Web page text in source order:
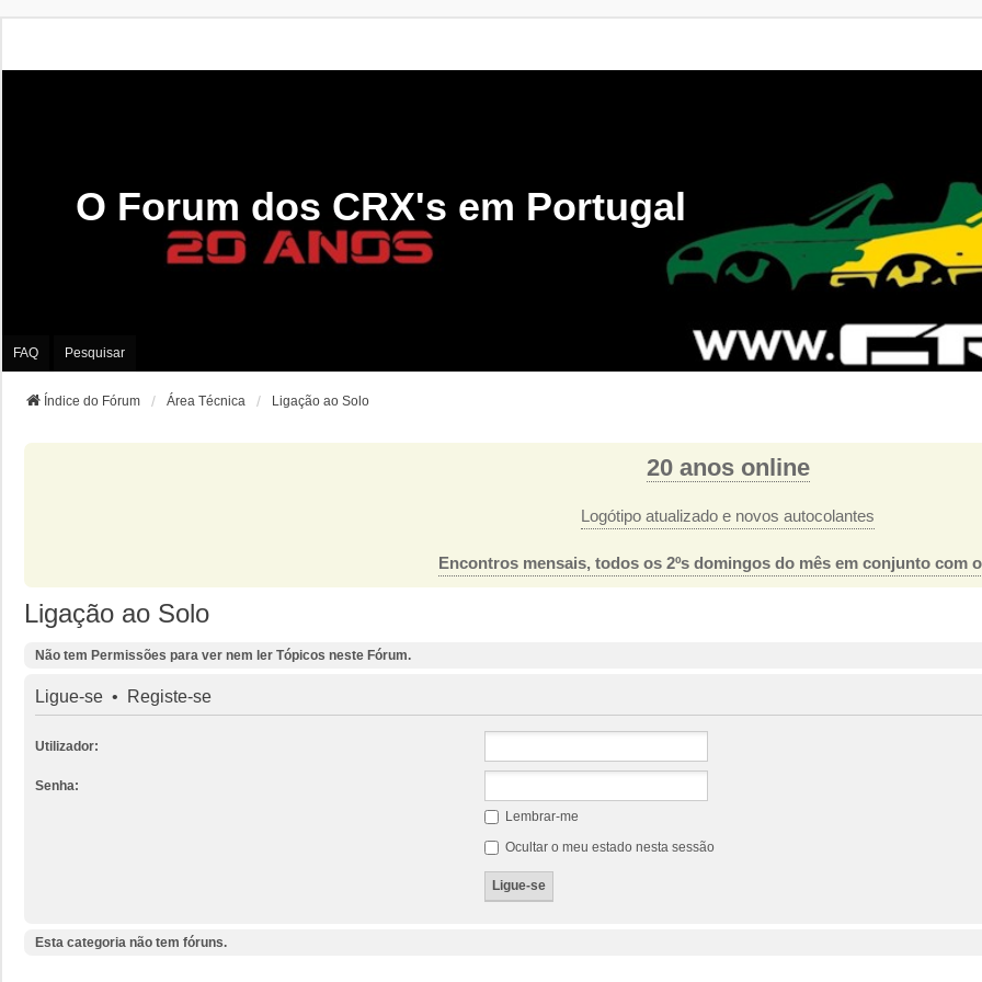
O Forum dos CRX's em Portugal
FAQ Pesquisar
Índice do Fórum Área Técnica Ligação ao Solo
20 anos online
Logótipo atualizado e novos autocolantes
Encontros mensais, todos os 2ºs domingos do mês em conjunto com
Ligação ao Solo
Não tem Permissões para ver nem ler Tópicos neste Fórum.
Ligue-se • Registe-se
Utilizador:
Senha:
Lembrar-me
Ocultar o meu estado nesta sessão
Esta categoria não tem fóruns.